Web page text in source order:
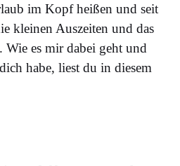
im Kopf heißen und seit
kleinen Auszeiten und das
es mir dabei geht und
habe, liest du in diesem